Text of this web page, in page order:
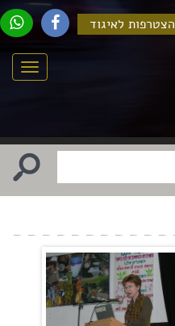
הצטרפות לאיגוד